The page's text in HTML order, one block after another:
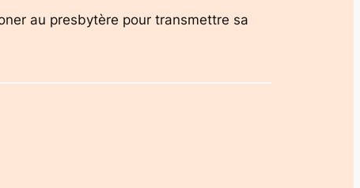
au presbytère pour transmettre sa